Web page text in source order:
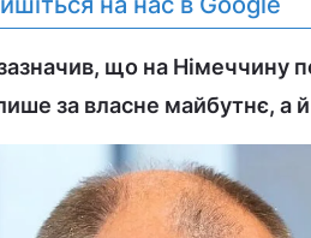
що на Німеччину
за власне майбутнє, а